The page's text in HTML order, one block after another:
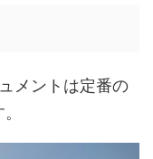
メントは定番の